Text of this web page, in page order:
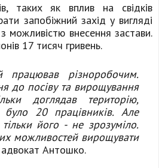
таких як вплив на свідків
запобіжний захід у вигляді
можливістю внесення застави.
17 тисяч гривень.
працював різноробочим.
до посіву та вирощування
доглядав територію,
20 працівників. Але
його - не зрозуміло.
можливостей вирощувати
Антошко.